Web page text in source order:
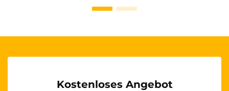
Kostenloses Angebot